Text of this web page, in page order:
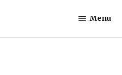
Moscow
Menu